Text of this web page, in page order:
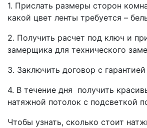
1. Прислать размеры сторон
какой цвет ленты требуется –
2. Получить расчет под ключ и
замерщика для технического
3. Заключить договор с гарантией
4. В течение дня получить
натяжной потолок с подсветкой
Чтобы узнать, сколько стоит